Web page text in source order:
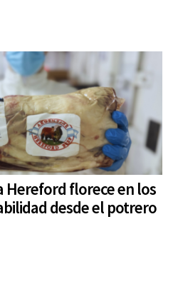
Hereford florece en los
desde el potrero